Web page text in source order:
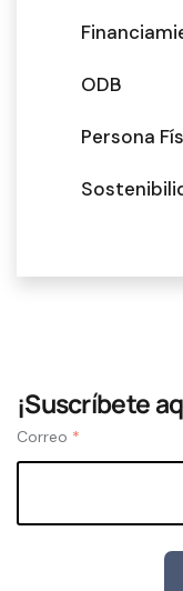
ODB
Persona
¡Suscríbete
Correo *